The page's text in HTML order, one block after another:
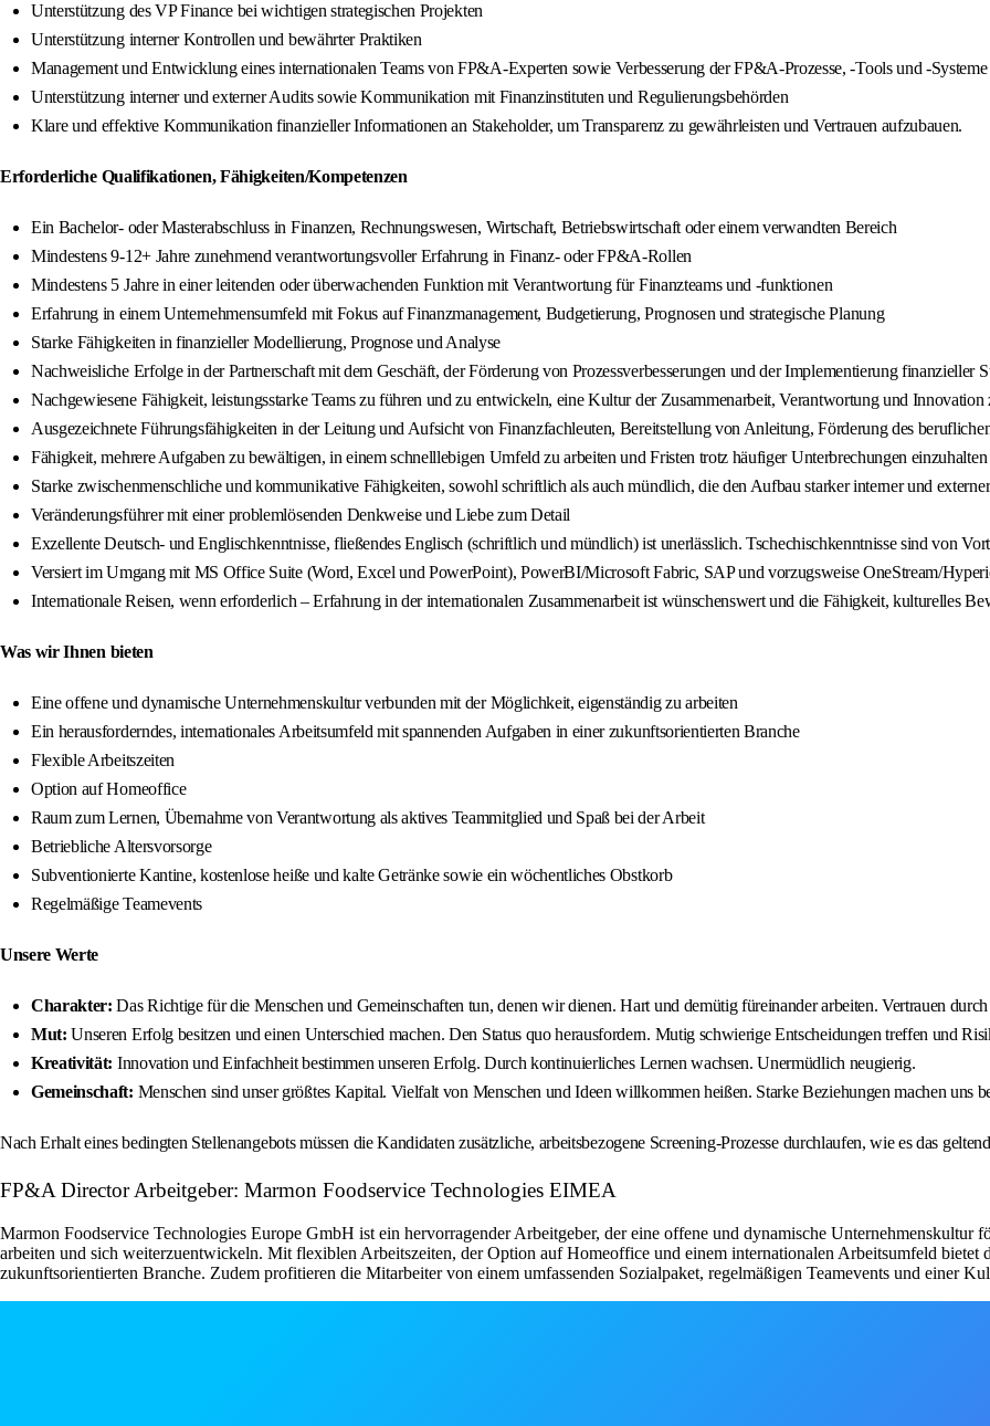
Unterstützung des VP Finance bei wichtigen strategischen Projekten
Unterstützung interner Kontrollen und bewährter Praktiken
Management und Entwicklung eines internationalen Teams von FP&A-Experten sowie Verbesserung der FP&A-Prozesse, -Tools und -Systeme
Unterstützung interner und externer Audits sowie Kommunikation mit Finanzinstituten und Regulierungsbehörden
Klare und effektive Kommunikation finanzieller Informationen an Stakeholder, um Transparenz zu gewährleisten und Vertrauen aufzubauen.
Erforderliche Qualifikationen, Fähigkeiten/Kompetenzen
Ein Bachelor- oder Masterabschluss in Finanzen, Rechnungswesen, Wirtschaft, Betriebswirtschaft oder einem verwandten Bereich
Mindestens 9-12+ Jahre zunehmend verantwortungsvoller Erfahrung in Finanz- oder FP&A-Rollen
Mindestens 5 Jahre in einer leitenden oder überwachenden Funktion mit Verantwortung für Finanzteams und -funktionen
Erfahrung in einem Unternehmensumfeld mit Fokus auf Finanzmanagement, Budgetierung, Prognosen und strategische Planung
Starke Fähigkeiten in finanzieller Modellierung, Prognose und Analyse
Nachweisliche Erfolge in der Partnerschaft mit dem Geschäft, der Förderung von Prozessverbesserungen und der Implementierung finanzieller
Nachgewiesene Fähigkeit, leistungsstarke Teams zu führen und zu entwickeln, eine Kultur der Zusammenarbeit, Verantwortung und Innovation
Ausgezeichnete Führungsfähigkeiten in der Leitung und Aufsicht von Finanzfachleuten, Bereitstellung von Anleitung, Förderung des
Fähigkeit, mehrere Aufgaben zu bewältigen, in einem schnelllebigen Umfeld zu arbeiten und Fristen trotz häufiger Unterbrechungen einzuhalten
Starke zwischenmenschliche und kommunikative Fähigkeiten, sowohl schriftlich als auch mündlich, die den Aufbau starker interner und
Veränderungsführer mit einer problemlösenden Denkweise und Liebe zum Detail
Exzellente Deutsch- und Englischkenntnisse, fließendes Englisch (schriftlich und mündlich) ist unerlässlich. Tschechischkenntnisse sind von
Versiert im Umgang mit MS Office Suite (Word, Excel und PowerPoint), PowerBI/Microsoft Fabric, SAP und vorzugsweise OneStream/
Internationale Reisen, wenn erforderlich – Erfahrung in der internationalen Zusammenarbeit ist wünschenswert und die Fähigkeit, kulturelles
Was wir Ihnen bieten
Eine offene und dynamische Unternehmenskultur verbunden mit der Möglichkeit, eigenständig zu arbeiten
Ein herausforderndes, internationales Arbeitsumfeld mit spannenden Aufgaben in einer zukunftsorientierten Branche
Flexible Arbeitszeiten
Option auf Homeoffice
Raum zum Lernen, Übernahme von Verantwortung als aktives Teammitglied und Spaß bei der Arbeit
Betriebliche Altersvorsorge
Subventionierte Kantine, kostenlose heiße und kalte Getränke sowie ein wöchentliches Obstkorb
Regelmäßige Teamevents
Unsere Werte
Charakter: Das Richtige für die Menschen und Gemeinschaften tun, denen wir dienen. Hart und demütig füreinander arbeiten. Vertrauen
Mut: Unseren Erfolg besitzen und einen Unterschied machen. Den Status quo herausfordern. Mutig schwierige Entscheidungen treffen und
Kreativität: Innovation und Einfachheit bestimmen unseren Erfolg. Durch kontinuierliches Lernen wachsen. Unermüdlich neugierig.
Gemeinschaft: Menschen sind unser größtes Kapital. Vielfalt von Menschen und Ideen willkommen heißen. Starke Beziehungen machen uns
Nach Erhalt eines bedingten Stellenangebots müssen die Kandidaten zusätzliche, arbeitsbezogene Screening-Prozesse durchlaufen, wie es das
FP&A Director Arbeitgeber: Marmon Foodservice Technologies EIMEA
Marmon Foodservice Technologies Europe GmbH ist ein hervorragender Arbeitgeber, der eine offene und dynamische
arbeiten und sich weiterzuentwickeln. Mit flexiblen Arbeitszeiten, der Option auf Homeoffice und einem internationalen Arbeitsumfeld bietet
zukunftsorientierten Branche. Zudem profitieren die Mitarbeiter von einem umfassenden Sozialpaket, regelmäßigen Teamevents und einer